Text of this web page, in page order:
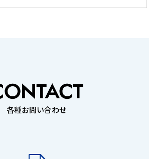
各種お問い合わせ